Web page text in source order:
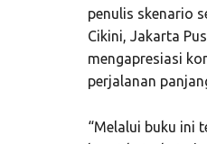
penulis skenario
Cikini, Jakarta
mengapresiasi
perjalanan
“Melalui buku ini